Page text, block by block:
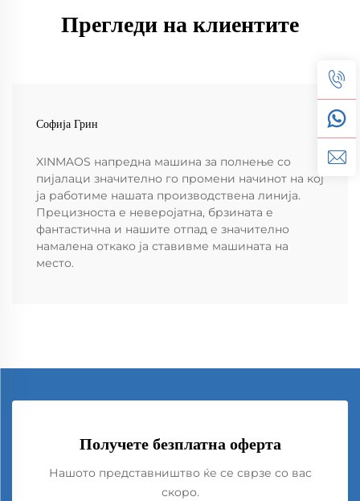
Прегледи на клиентите
Софија Грин
XINMAOS напредна машина за полнење со
пијалаци значително го промени начинот на кој
ја работиме нашата производствена линија.
Прецизноста е неверојатна, брзината е
фантастична и нашите отпад е значително
намалена откако ја ставивме машината на
место.
Получете безплатна оферта
Нашото представништво ќе се сврзе со вас
скоро.